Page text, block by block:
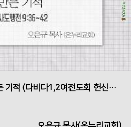
한 여인의 헌신이 만든 기적 (다비다1,2여전도회 헌신예배)